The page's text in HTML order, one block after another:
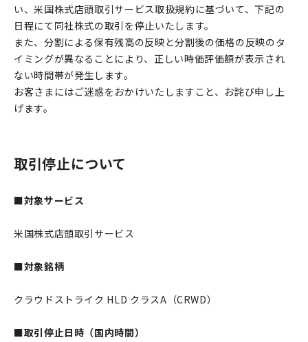
い、米国株式店頭取引サービス取扱規約に基づいて、下記の
日程にて同社株式の取引を停止いたします。
また、分割による保有残高の反映と分割後の価格の反映のタ
イミングが異なることにより、正しい時価評価額が表示され
ない時間帯が発生します。
お客さまにはご迷惑をおかけいたしますこと、お詫び申し上
げます。
取引停止について
■対象サービス
米国株式店頭取引サービス
■対象銘柄
クラウドストライク HLD クラスA（CRWD）
■取引停止日時（国内時間）